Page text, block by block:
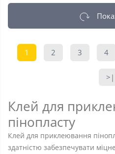
1 2 3 4
>|
Клей для
пінопласту
Клей для приклеювання
здатністю забезпечувати